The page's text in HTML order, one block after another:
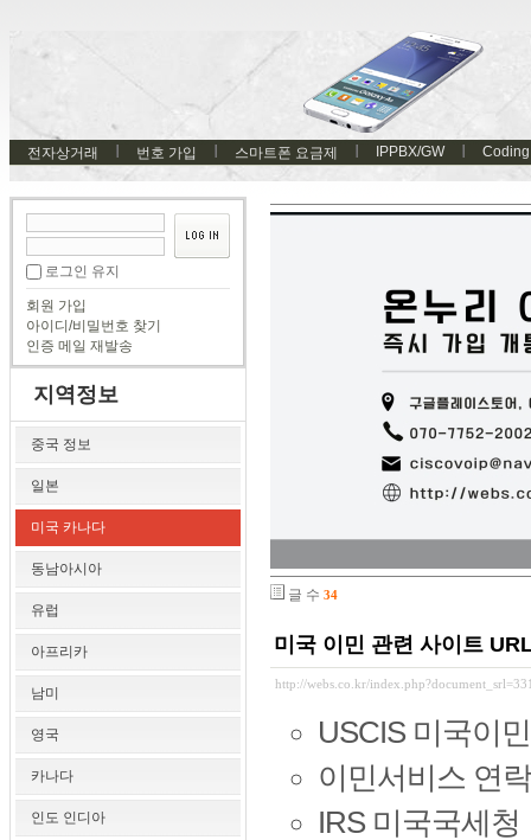
전자상거래 번호 가입 스마트폰 요금제 IPPBX/GW Coding
로그인 유지
회원 가입
아이디/비밀번호 찾기
인증 메일 재발송
지역정보
중국 정보
일본
미국 카나다
동남아시아
유럽
아프리카
남미
영국
카나다
인도 인디아
글 수 34
미국 이민 관련 사이트
http://webs.co.kr/
USCIS 미국이
이민서비스 연
IRS 미국국세청